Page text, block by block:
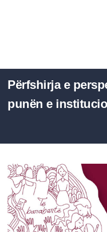
Përfshirja e
punën e